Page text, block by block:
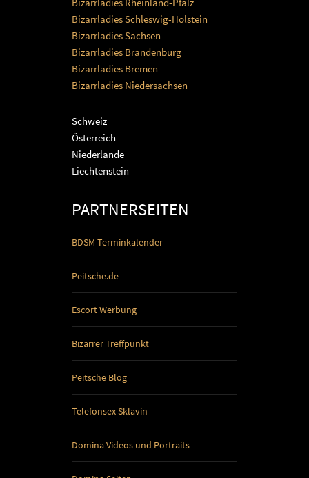
Bizarrladies Rheinland-Pfalz
Bizarrladies Schleswig-Holstein
Bizarrladies Sachsen
Bizarrladies Brandenburg
Bizarrladies Bremen
Bizarrladies Niedersachsen
Schweiz
Österreich
Niederlande
Liechtenstein
PARTNERSEITEN
BDSM Terminkalender
Peitsche.de
Escort Werbung
Bizarrer Treffpunkt
Peitsche Blog
Telefonsex Sklavin
Domina Videos und Portraits